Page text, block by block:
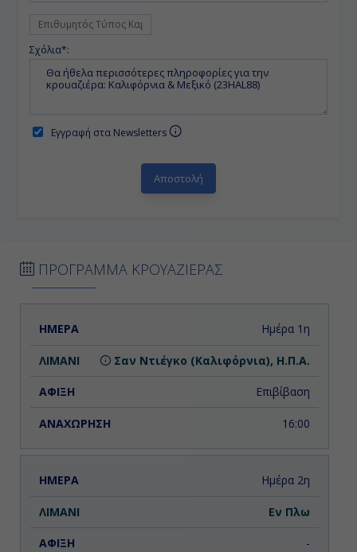
Σχόλια*:
Εγγραφή στα Newsletters
ΠΡΟΓΡΑΜΜΑ ΚΡΟΥΑΖΙΕΡΑΣ
ΗΜΕΡΑ ΑΝΑΧΩΡΗΣΗ
Ημέρα 1η
Σαν Ντιέγκο (Καλιφόρνια), Η.Π.Α.
Eπιβίβαση
16:00
Ημέρα 2η
Εν Πλω
-